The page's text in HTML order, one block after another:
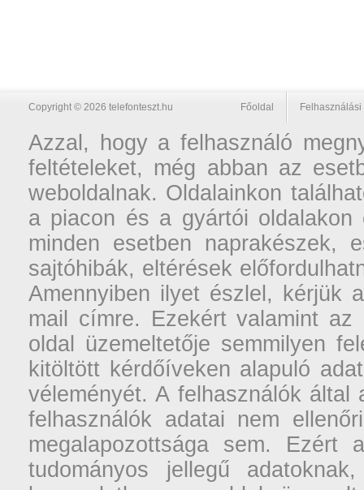
Copyright © 2026 telefonteszt.hu Főoldal
Azzal, hogy a felhasználó
feltételeket, még abban az
weboldalnak. Oldalainkon
a piacon és a gyártói oldalakon
minden esetben naprakészek,
sajtóhibák, eltérések
Amennyiben ilyet észlel, kérjük
mail címre. Ezekért valamint
oldal üzemeltetője semmilyen
kitöltött kérdőíveken alapuló
véleményét. A felhasználók
felhasználók adatai nem
megalapozottsága sem. Ezért
tudományos jellegű